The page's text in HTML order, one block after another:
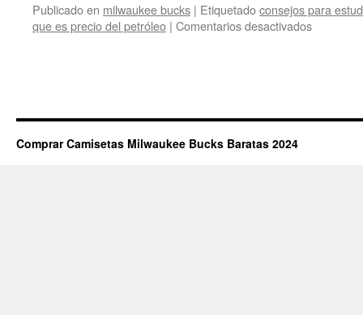
Publicado en milwaukee bucks | Etiquetadoconsejos para
que es precio del petróleo | Comentarios desactivadosen
bucks
Comprar Camisetas Milwaukee Bucks Baratas 2024